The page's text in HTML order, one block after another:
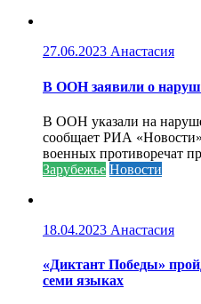
27.06.2023 Анастасия
В ООН заявили о
В ООН указали на
сообщает РИА
военных противоречат
Зарубежье Новости
18.04.2023 Анастасия
«Диктант Победы»
семи языках